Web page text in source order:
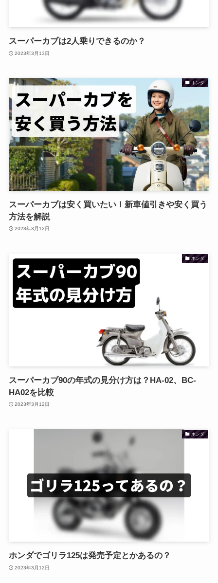
スーパーカブは2人乗りできるのか？
2023年3月13日
ホンダ
スーパーカブは安く買いたい！新車値引きや安く買う
方法を解説
2023年3月12日
ホンダ
スーパーカブ90の年式の見分け方は？HA-02、BC-
HA02を比較
2023年3月12日
ホンダ
ホンダでゴリラ125は発売予定とかあるの？
2023年3月12日